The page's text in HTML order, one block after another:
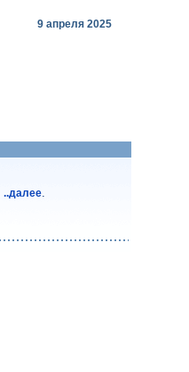
9 апреля 2025
..далее